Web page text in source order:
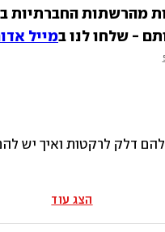
- שלחו לנו במייל
להם דלק לרקטות ואיך יש
הצג עוד